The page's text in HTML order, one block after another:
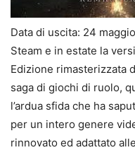
Data di uscita: 24
Steam e in estate la
Edizione rimasterizzata
saga di giochi di ruolo,
l’ardua sfida che ha
per un intero genere
rinnovato ed adattato